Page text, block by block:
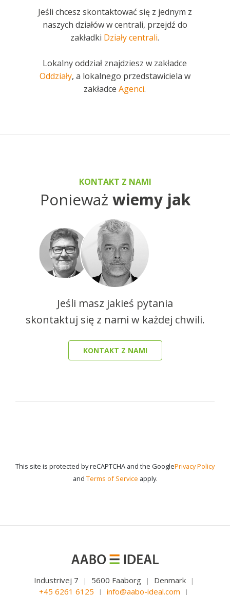
Jeśli chcesz skontaktować się z jednym z
naszych działów w centrali, przejdź do
zakładki Działy centrali.
Lokalny oddział znajdziesz w zakładce
Oddziały, a lokalnego przedstawiciela w
zakładceAgenci.
KONTAKT Z NAMI
Ponieważ wiemy jak
Jeśli masz jakieś pytania
skontaktuj się z nami w każdej chwili.
KONTAKT Z NAMI
This site is protected by reCAPTCHA and the GooglePrivacy Policy
and Terms of Service apply.
Industrivej 7 | 5600 Faaborg | Denmark |
+45 6261 6125 | info@aabo-ideal.com |